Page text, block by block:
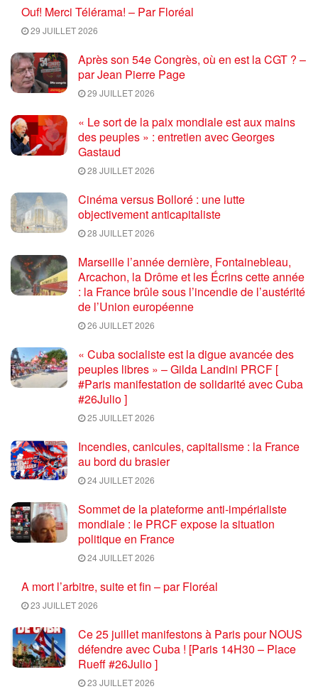
Ouf! Merci Télérama! – Par Floréal
29 JUILLET 2026
Après son 54e Congrès, où en est la CGT ? –
par Jean Pierre Page
29 JUILLET 2026
« Le sort de la paix mondiale est aux mains
des peuples » : entretien avec Georges
Gastaud
28 JUILLET 2026
Cinéma versus Bolloré : une lutte
objectivement anticapitaliste
28 JUILLET 2026
Marseille l’année dernière, Fontainebleau,
Arcachon, la Drôme et les Écrins cette année
: la France brûle sous l’incendie de l’austérité
de l’Union européenne
26 JUILLET 2026
« Cuba socialiste est la digue avancée des
peuples libres » – Gilda Landini PRCF [
#Paris manifestation de solidarité avec Cuba
#26Julio ]
25 JUILLET 2026
Incendies, canicules, capitalisme : la France
au bord du brasier
24 JUILLET 2026
Sommet de la plateforme anti-impérialiste
mondiale : le PRCF expose la situation
politique en France
24 JUILLET 2026
A mort l’arbitre, suite et fin – par Floréal
23 JUILLET 2026
Ce 25 juillet manifestons à Paris pour NOUS
défendre avec Cuba ! [Paris 14H30 – Place
Rueff #26Julio ]
23 JUILLET 2026